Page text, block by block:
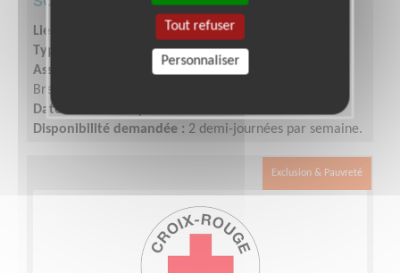
Lieu :
Type :
Accueil, Information
Association :
Croix-Rouge Française - Unité Locale de
Brest
Date :
Disponibilité demandée : 2 demi-journées par semaine.
Exclusion & Pauvreté
Tout refuser
Personnaliser